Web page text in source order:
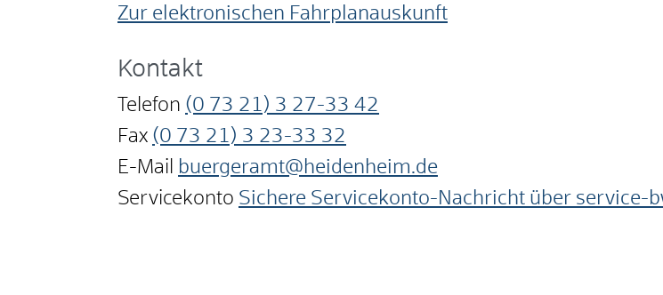
Zur elektronischen Fahrplanauskunft
Kontakt
Telefon (0 73 21) 3 27-33 42
Fax (0 73 21) 3 23-33 32
E-Mail
buergeramt@heidenheim.de
Servicekonto Sichere Servicekonto-Nachricht über service-